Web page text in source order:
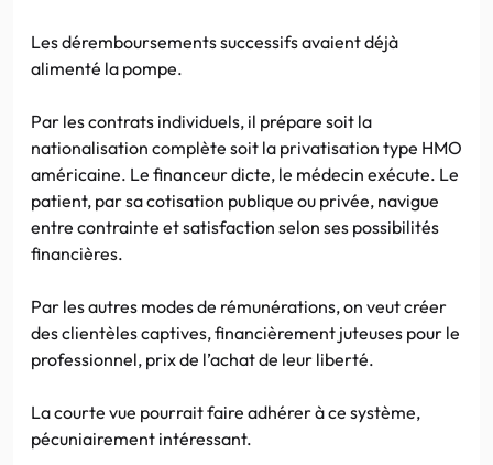
Les déremboursements successifs avaient déjà
alimenté la pompe.
Par les contrats individuels, il prépare soit la
nationalisation complète soit la privatisation type HMO
américaine. Le financeur dicte, le médecin exécute. Le
patient, par sa cotisation publique ou privée, navigue
entre contrainte et satisfaction selon ses possibilités
financières.
Par les autres modes de rémunérations, on veut créer
des clientèles captives, financièrement juteuses pour le
professionnel, prix de l’achat de leur liberté.
La courte vue pourrait faire adhérer à ce système,
pécuniairement intéressant.